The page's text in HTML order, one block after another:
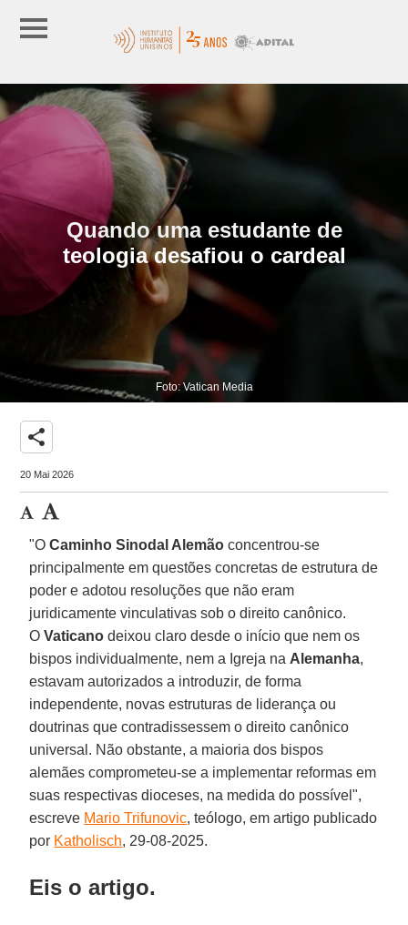
Quando uma estudante de
teologia desafiou o cardeal
Foto: Vatican Media
share
20 Mai 2026
"OCaminho Sinodal Alemão concentrou-se
principalmente em questões concretas de estrutura de
poder e adotou resoluções que não eram
juridicamente vinculativas sob o direito canônico.
OVaticano deixou claro desde o início que nem os
bispos individualmente, nem a Igreja na Alemanha,
estavam autorizados a introduzir, de forma
independente, novas estruturas de liderança ou
doutrinas que contradissessem o direito canônico
universal. Não obstante, a maioria dos bispos
alemães comprometeu-se a implementar reformas em
suas respectivas dioceses, na medida do possível",
escreve Mario Trifunovic, teólogo, em artigo publicado
por Katholisch, 29-08-2025.
Eis o artigo.